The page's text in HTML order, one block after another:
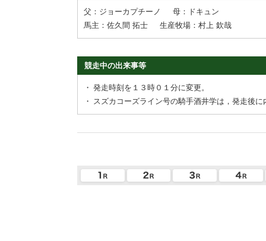
父：ジョーカプチーノ
母：ドキュン
馬主：佐久間 拓士
生産牧場：村上 欽哉
競走中の出来事等
・ 発走時刻を１３時０１分に変更。
・
スズカコーズライン号の騎手酒井学は，発走後